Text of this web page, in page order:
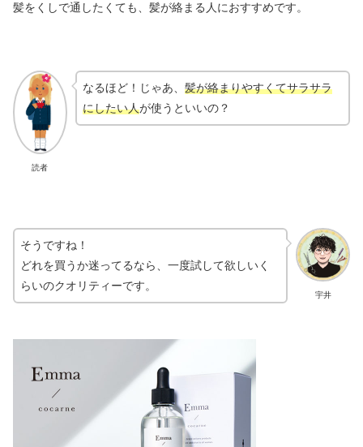
髪をくしで通したくても、髪が絡まる人におすすめです。
読者
なるほど！じゃあ、 髪が絡まりやすくてサラサラ
にしたい人が使うといいの？
宇井
そうですね！
どれを買うか迷ってるなら、一度試して欲しいく
らいのクオリティーです。